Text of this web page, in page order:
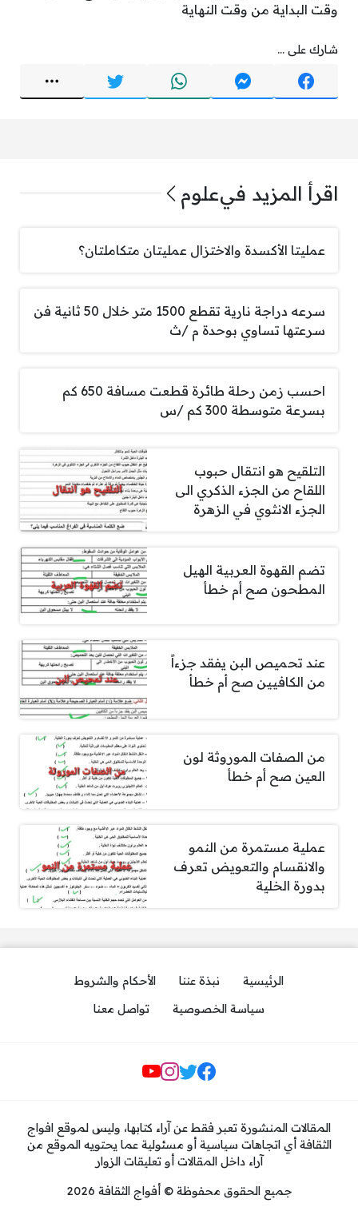
وقت البداية من وقت النهاية
شارك على ...
اقرأ المزيد فيعلوم
عمليتا الأكسدة والاختزال عمليتان متكاملتان؟
سرعه دراجة نارية تقطع 1500 متر خلال 50 ثانية فن
سرعتها تساوي بوحدة م /ث
احسب زمن رحلة طائرة قطعت مسافة 650 كم
بسرعة متوسطة 300 كم /س
التلقيح هو انتقال حبوب
اللقاح من الجزء الذكري الى
الجزء الانثوي في الزهرة
تضم القهوة العربية الهيل
المطحون صح أم خطأ
عند تحميص البن يفقد جزءاً
من الكافيين صح أم خطأ
من الصفات الموروثة لون
العين صح أم خطأ
عملية مستمرة من النمو
والانقسام والتعويض تعرف
بدورة الخلية
الرئيسية نبذة عننا
الأحكام والشروط
سياسة الخصوصية
تواصل معنا
مواقع التواصل
المقالات المنشورة تعبر فقط عن آراء كتابها، وليس لموقع افواج
الثقافة أي اتجاهات سياسية أو مسئولية عما يحتويه الموقع من
آراء داخل المقالات أو تعليقات الزوار
جميع الحقوق محفوظة © أفواج الثقافة 2026